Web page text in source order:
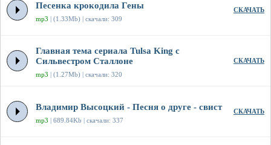
Песенка крокодила Гены
mp3 | (1.33Mb) | скачали: 309
СКАЧАТЬ
Главная тема сериала Tulsa King с
Сильвестром Сталлоне
mp3 | (1.27Mb) | скачали: 320
СКАЧАТЬ
Владимир Высоцкий - Песня о друге - свист
mp3 | 689.84Kb | скачали: 337
СКАЧАТЬ